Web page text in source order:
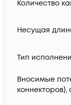
Количество
Несущая
Тип
Вносимые
коннекторов),